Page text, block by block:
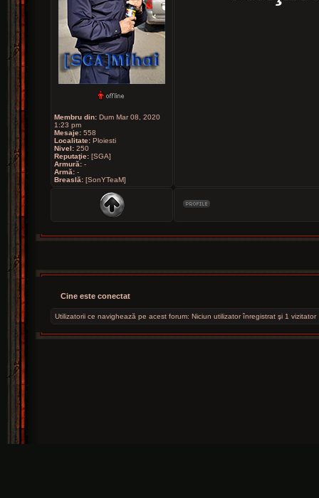
Membru din: Dum Mar 08, 2020
1:23 pm
Mesaje: 558
Localitate: Ploiesti
Nivel: 250
Reputaţie: [SGA]
Armură: -
Armă: -
Breaslă: [SonYTeaM]
Cine este conectat
Utilizatorii ce navighează pe acest forum: Niciun utilizator înregistrat şi 1 vizitator